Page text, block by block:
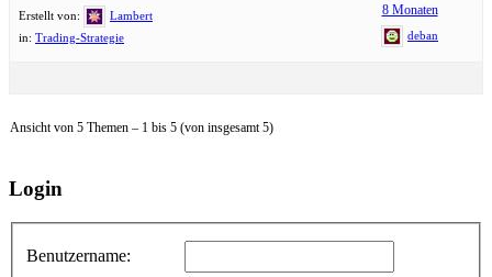
Erstellt von:
Lambert
in: Trading-Strategie
8 Monaten
deban
Ansicht von 5 Themen – 1 bis 5 (von insgesamt 5)
Login
Benutzername: